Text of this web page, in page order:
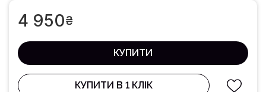
4 950₴
КУПИТИ
КУПИТИ В 1 КЛІК